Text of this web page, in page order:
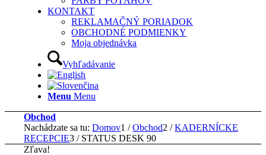
KONTAKT
REKLAMAČNÝ PORIADOK
OBCHODNÉ PODMIENKY
Moja objednávka
Vyhľadávanie
Menu Menu
Obchod
Nachádzate sa tu: Domov1 / Obchod2 / KADERNÍCKE
RECEPCIE3 / STATUS DESK 90
Zľava!